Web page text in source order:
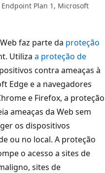
Plan 1, Microsoft
faz parte da proteção
Utiliza a proteção de
contra ameaças à
Edge e a navegadores
e Firefox, a proteção
ameaças da Web sem
os dispositivos
ou no local. A proteção
o acesso a sites de
sites de